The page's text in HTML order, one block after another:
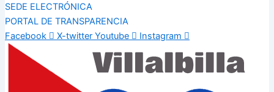
SEDE ELECTRÓNICA
PORTAL DE TRANSPARENCIA
Facebook
X-twitter Youtube Instagram